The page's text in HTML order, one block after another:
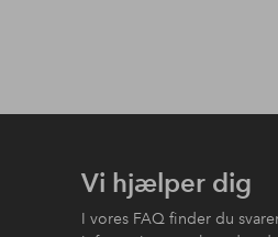
Vi hjælper dig
I vores FAQ finder du